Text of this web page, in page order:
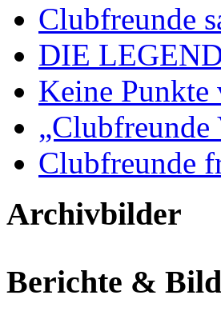
Clubfreunde
DIE
Keine
„Clubfreunde
Clubfreunde
Archivbilder
Berichte &